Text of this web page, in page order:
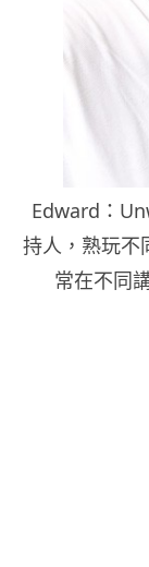
Edward：
持人，熟玩
常在不同